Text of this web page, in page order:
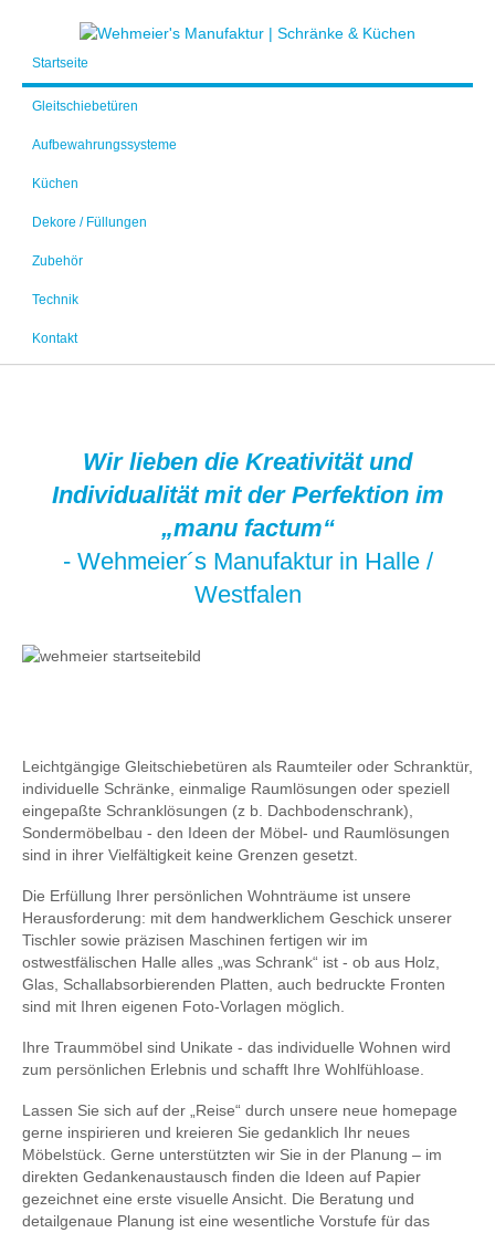
Startseite
Gleitschiebetüren
Aufbewahrungssysteme
Küchen
Dekore / Füllungen
Zubehör
Technik
Kontakt
Wir lieben die Kreativität und
Individualität mit der Perfektion im
„manu factum“
- Wehmeier´s Manufaktur in Halle /
Westfalen
Leichtgängige Gleitschiebetüren als Raumteiler oder Schranktür,
individuelle Schränke, einmalige Raumlösungen oder speziell
eingepaßte Schranklösungen (z b. Dachbodenschrank),
Sondermöbelbau - den Ideen der Möbel- und Raumlösungen
sind in ihrer Vielfältigkeit keine Grenzen gesetzt.
Die Erfüllung Ihrer persönlichen Wohnträume ist unsere
Herausforderung: mit dem handwerklichem Geschick unserer
Tischler sowie präzisen Maschinen fertigen wir im
ostwestfälischen Halle alles „was Schrank“ ist - ob aus Holz,
Glas, Schallabsorbierenden Platten, auch bedruckte Fronten
sind mit Ihren eigenen Foto-Vorlagen möglich.
Ihre Traummöbel sind Unikate - das individuelle Wohnen wird
zum persönlichen Erlebnis und schafft Ihre Wohlfühloase.
Lassen Sie sich auf der „Reise“ durch unsere neue homepage
gerne inspirieren und kreieren Sie gedanklich Ihr neues
Möbelstück. Gerne unterstützten wir Sie in der Planung – im
direkten Gedankenaustausch finden die Ideen auf Papier
gezeichnet eine erste visuelle Ansicht. Die Beratung und
detailgenaue Planung ist eine wesentliche Vorstufe für das